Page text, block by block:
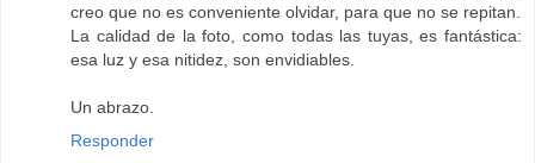
creo que no es conveniente olvidar, para que no se repitan.
La calidad de la foto, como todas las tuyas, es fantástica:
esa luz y esa nitidez, son envidiables.
Un abrazo.
Responder